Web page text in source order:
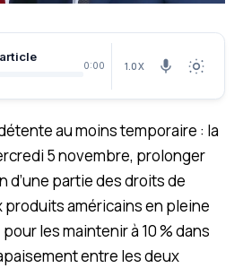
0:00 1.0X
au moins temporaire : la
5 novembre, prolonger
d’une partie des droits de
américains en pleine
les maintenir à 10 % dans
entre les deux